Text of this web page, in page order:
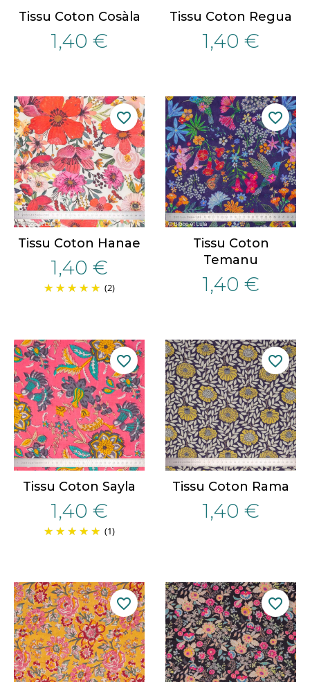
Tissu Coton Cosàla
1,40 €
Tissu Coton Regua
1,40 €
Tissu Coton Hanae
1,40 €
(2)
favorite_border
Tissu Coton
Temanu
1,40 €
favorite_border
Tissu Coton Sayla
1,40 €
(1)
favorite_border
Tissu Coton Rama
1,40 €
favorite_border
favorite_border favorite_border